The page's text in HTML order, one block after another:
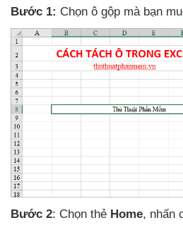
Bước 1: Chọn ô gộp mà bạn
Bước 2: Chọn thẻ Home, nhấn